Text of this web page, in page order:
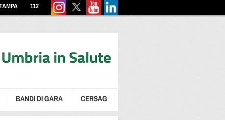
112
BANDI DI GARA CERSAG